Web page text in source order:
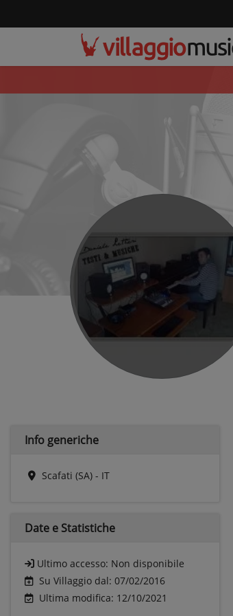
Info generiche
Scafati (SA) - IT
Date e Statistiche
Ultimo accesso: Non disponibile
Su Villaggio dal: 07/02/2016
Ultima modifica: 12/10/2021